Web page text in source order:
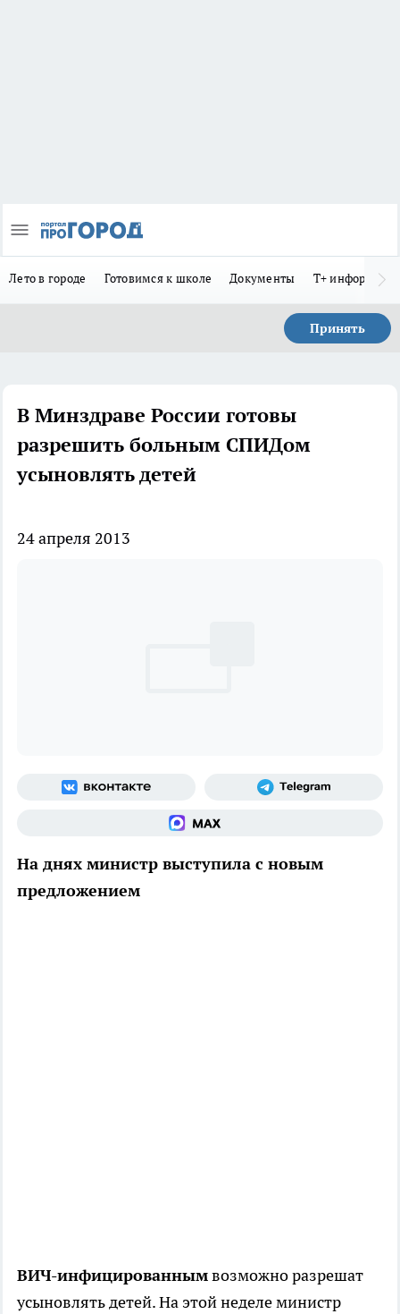
Лето в городе Готовимся к школе Документы Т+
Принять
В Минздраве России готовы
разрешить больным СПИДом
усыновлять детей
24 апреля 2013
На днях министр выступила с новым
предложением
ВИЧ-инфицированнымвозможно разрешат
усыновлять детей. На этой неделе министр